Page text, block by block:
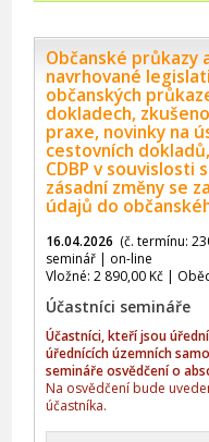
Občanské průkazy
navrhované
občanských
dokladech,
praxe, novinky na
cestovních
CDBP v souvislosti
zásadní změny se
údajů do
16.04.2026 (č. termínu:
seminář | on-line
Vložné: 2 890,00 Kč |
Účastníci semináře
Účastníci, kteří jsou
úřednících územních
semináře osvědčení o
Na osvědčení bude
účastníka.